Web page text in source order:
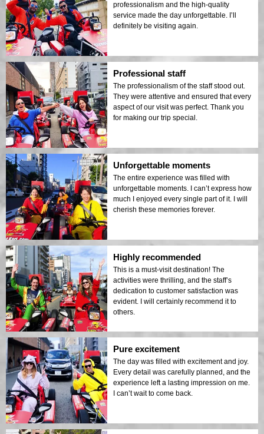
professionalism and the high-quality
service made the day unforgettable. I’ll
definitely be visiting again.
Professional staff
The professionalism of the staff stood out.
They were attentive and ensured that every
aspect of our visit was perfect. Thank you
for making our trip special.
Unforgettable moments
The entire experience was filled with
unforgettable moments. I can’t express how
much I enjoyed every single part of it. I will
cherish these memories forever.
Highly recommended
This is a must-visit destination! The
activities were thrilling, and the staff’s
dedication to customer satisfaction was
evident. I will certainly recommend it to
others.
Pure excitement
The day was filled with excitement and joy.
Every detail was carefully planned, and the
experience left a lasting impression on me.
I can’t wait to come back.